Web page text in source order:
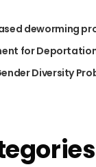
deworming
for
Diversity